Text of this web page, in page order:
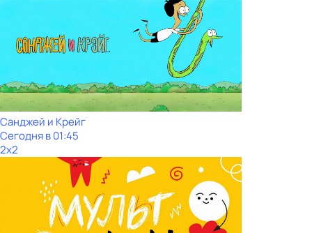
Санджей и Крейг
Сегодня в 01:45
2x2